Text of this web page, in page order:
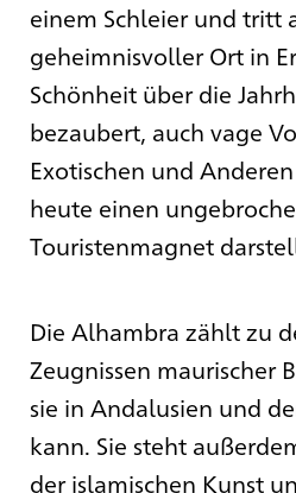
einem Schleier und tritt
geheimnisvoller Ort in
Schönheit über die
bezaubert, auch vage
Exotischen und
heute einen
Touristenmagnet
Die Alhambra zählt zu
Zeugnissen maurischer
sie in Andalusien und
kann. Sie steht
der islamischen Kunst